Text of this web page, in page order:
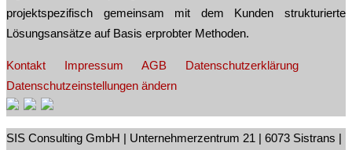
projektspezifisch gemeinsam mit dem Kunden strukturierte
Lösungsansätze auf Basis erprobter Methoden.
Kontakt Impressum AGB
Datenschutzerklärung
Datenschutzeinstellungen ändern
SIS Consulting GmbH | Unternehmerzentrum 21 | 6073 Sistrans |